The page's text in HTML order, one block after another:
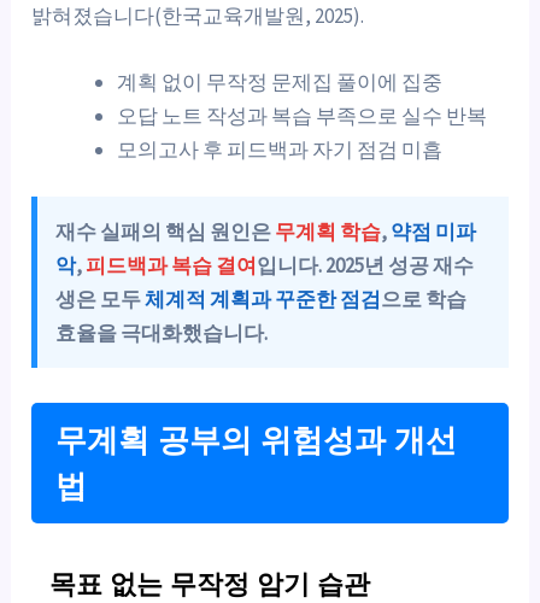
밝혀졌습니다(한국교육개발원, 2025).
계획 없이 무작정 문제집 풀이에 집중
오답 노트 작성과 복습 부족으로 실수 반복
모의고사 후 피드백과 자기 점검 미흡
재수 실패의 핵심 원인은무계획 학습,약점 미파
악,피드백과 복습 결여입니다. 2025년 성공 재수
생은 모두체계적 계획과 꾸준한 점검으로 학습
효율을 극대화했습니다.
무계획 공부의 위험성과 개선
법
목표 없는 무작정 암기 습관